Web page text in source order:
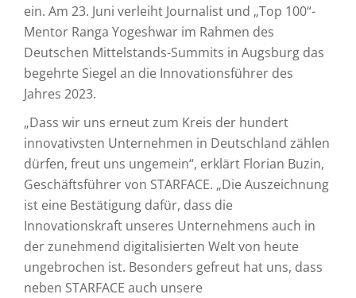
ein. Am 23. Juni verleiht Journalist und „Top 100“-
Mentor Ranga Yogeshwar im Rahmen des
Deutschen Mittelstands-Summits in Augsburg das
begehrte Siegel an die Innovationsführer des
Jahres 2023.
„Dass wir uns erneut zum Kreis der hundert
innovativsten Unternehmen in Deutschland zählen
dürfen, freut uns ungemein“, erklärt Florian Buzin,
Geschäftsführer von STARFACE. „Die Auszeichnung
ist eine Bestätigung dafür, dass die
Innovationskraft unseres Unternehmens auch in
der zunehmend digitalisierten Welt von heute
ungebrochen ist. Besonders gefreut hat uns, dass
neben STARFACE auch unsere